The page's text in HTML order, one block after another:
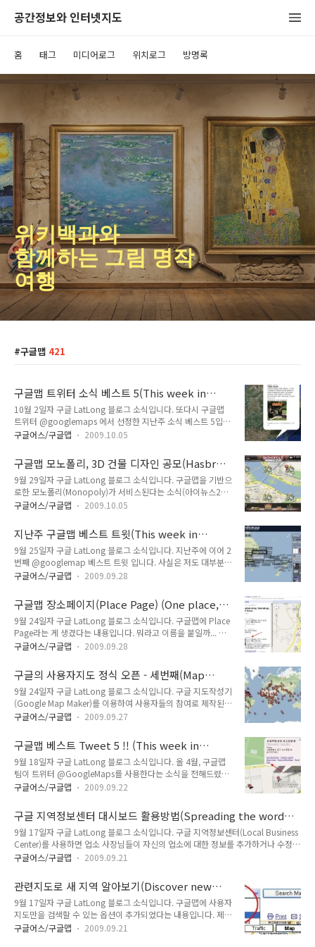
공간정보와 인터넷지도
홈 태그 미디어로그 위치로그 방명록
위키백과와
함께하는 그림 명작
여행
구글맵 421
구글맵 트위터 소식 베스트 5(This week in
@googlemaps)
10월 2일자 구글 LatLong 블로그 소식입니다. 또다시 구글맵
트위터 @googlemaps 에서 선정한 지난주 소식 베스트 5입니
다. 혹시 트위터가 무엇인지 모르시겠다 하시는 분은 제가 트위
앨범 커버 촬영 지점 매쉬업 - 전세계 700개소 이상
http://bit.ly/3YsOa1LP 혹은 CD 의 앨범 커버를 촬영한 지점
과 그 앨범의 사진을 보여주는 매쉬업입니다. 지금이야 LP 가 거
의 없지만, 아주 오래전, 벽면 한쪽을 LP로 채워보고 싶다는 생
각을 했던 사람으로서 아주 재미있는 매쉬업이다 싶습니다. 아래
는 인디그룹의 앨범인데, 남산식물원에서 촬영했다고 되어 있습
니다..
구글어스/구글맵 2009.10.05
구글맵 모노폴리, 3D 건물 디자인 공모(Hasbro,
maker of 'Monopoly' game, launches the
Design your own Building Competition)
9월 29일자 구글 LatLong 블로그 소식입니다. 구글맵을 기반으
로한 모노폴리(Monopoly)가 서비스된다는 소식(아이뉴스24)
을 들으신 분은 많으실텐데요, 이 모노폴리에 사용될 건물 디자
1934년에 개발된 보드게임의 일종으로서, 땅을 사거나 건물을
짓는 등의 과정을 통해 최종적으로 가장 부자가 된 사람이 이기
는 게임으로, 우리나라에서는 블루마블로 소개되어 있습니다. 모
노폴리 시트스트리츠(Monopoly City Streets)는 9월 초부터
서비스되기 시작했고, 접속해 보시면 아시지만, 벌써 우리나라
니다. 아래는 제가 한강 인근을 살펴본 모습입니다. 로고 바로 밑
오른쪽에 ..
구글어스/구글맵 2009.10.05
지난주 구글맵 베스트 트윗(This week in
@googlemaps)
9월 25일자 구글 LatLong 블로그 소식입니다. 지난주에 이어 2
번째 @googlemap 베스트 트윗 입니다. 사실은 저도 대부분
본 것들입니다만, 요즘 블로그를 약간 등한시하다보니 정리하지
트위터 트렌드 지도(Twitter Trends Map)
http://bit.ly/PNOZi-> 한글이 지원되지 않는다는 점 외에는 정
말 멋진 지도입니다. 지역별로 어떤 단어가 많이 나왔는지를 보
여줍니다. 아래는 오스트랠리아 지역을 살펴본 건데, isnack,
vegemite라는 단어가 제일 많이 나왔답니다. 새로 발매된 과자?
가 실시간 어플리케이션의 플랫폼으로서의 가치가 점점 높..
구글어스/구글맵 2009.09.28
구글맵 장소페이지(Place Page) (One place,
one page)
9월 24일자 구글 LatLong 블로그 소식입니다. 구글맵에 Place
Page라는 게 생겼다는 내용입니다. 뭐라고 이름을 붙일까... 고
민을 해도 적당한 게 떠오르지 않아 그냥 장소페이지라고 했는데
곳...그러니까 지명, 업소명, 관심장소 명 등 모든 곳에 대해 관련
정보를 모두 모아둔 웹페이지입니다. 지역정보 상세내용... 이라
고 보면 될 것 같습니다. 예를 들어 아래는 구글맵에서 "신림9동
맛집"이라고 검색해 본 모습입니다. 왼쪽 리스트에 more info
라는 링크를 클릭하면 장소페이지를 볼 수 있습니다. more info
웹페이지등을 한꺼번에 볼 수 있습니다. 바로 이 페..
구글어스/구글맵 2009.09.28
구글의 사용자지도 정식 오픈 - 세번째(Map
Maker graduation, Part III)
9월 24일자 구글 LatLong 블로그 소식입니다. 구글 지도작성기
(Google Map Maker)를 이용하여 사용자들의 참여로 제작된
19개 지역의 지도가 구글맵에 정식으로 릴리즈 된다는 소식입니
어가 보시면 주로 아프리카 동남아시아, 중남미 등 후진국에서는
지도작성기를 사용해 사용자들이 자기 동네의 지도를 올릴 수 있
습니다. 이렇게 만들어진 지도는 2009년 2월 16개국 지도가 구
글맵에서 서비스되었고, 또 6월에는 64개국/지역에서 정식으로
서비스되었는데, 이번에 19개지역 +11개 지역의 데이터가 정식
는 아래 원문을 보시면 됩니다. 아래는 이번에 오픈된 지역중의
하나인 뉴칼레..
구글어스/구글맵 2009.09.27
구글맵 베스트 Tweet 5 !! (This week in
@googlemaps)
9월 18일자 구글 LatLong 블로그 소식입니다. 올 4월, 구글맵
팀이 트위터 @GoogleMaps를 사용한다는 소식을 전해드렸는
데, 이번주부터 지난 한주간 트윗중에 가장 쓸만한 소식 5가지씩
와 같습니다. 화살표 이하는 제 생각이나 의견, 제가 알고 있는
정보 들을 쓴 것입니다. 구글맵에서 최근 검색한 100가지를 저
장해서 활용하는 방법 : http://bit.ly/3SBsX -> 최근에 검색했
던 100가지 결과를 KML로 저장할 수 있고, 이를 다른 사람에게
전달하거나, 내지도(My Maps)로 불러들일 수 있습니다. 최근 검
립니까? 대부분의 나라에서 구글맵 위치를 직접 편집..
구글어스/구글맵 2009.09.22
구글 지역정보센터 대시보드 활용방법(Spreading the word
about Local Business Center)
9월 17일자 구글 LatLong 블로그 소식입니다. 구글 지역정보센터(Local Business
Center)를 사용하면 업소 사장님들이 자신의 업소에 대한 정보를 추가하거나 수정할
수 있습니다. 이 지역정보센터에 지난 6월부터 여러가지 통계정보를 볼 수 있는 대시
다. 이를 위하여 매달 자신의 업소가 몇 번이나 검색되었고, 몇번이나 클릭되었는지
등을 포함한 다양한 구글 지역정보 통계를 매달 이메일로 받아볼 수 있게 되었으며,
이와 함께 활용팁도 볼 수 있다고 합니다. 아울러 예전에 소개된 지역정보센터 소개
비디오를 축약한 30초짜리 비디오를 제작하여, 이를 TV에 광고하였다고 하네요. 구
글 지역정보센터는 일반인들은 사용..
구글어스/구글맵 2009.09.21
관련지도로 새 지역 알아보기(Discover new
places with related maps)
9월 17일자 구글 LatLong 블로그 소식입니다. 구글맵에 사용자
지도만을 검색할 수 있는 옵션이 추가되었다는 내용입니다. 제가
아는한 구글맵의 검색 옵션은 2008년 1월에 처음 등장했습니
구글어스/구글맵 2009.09.21